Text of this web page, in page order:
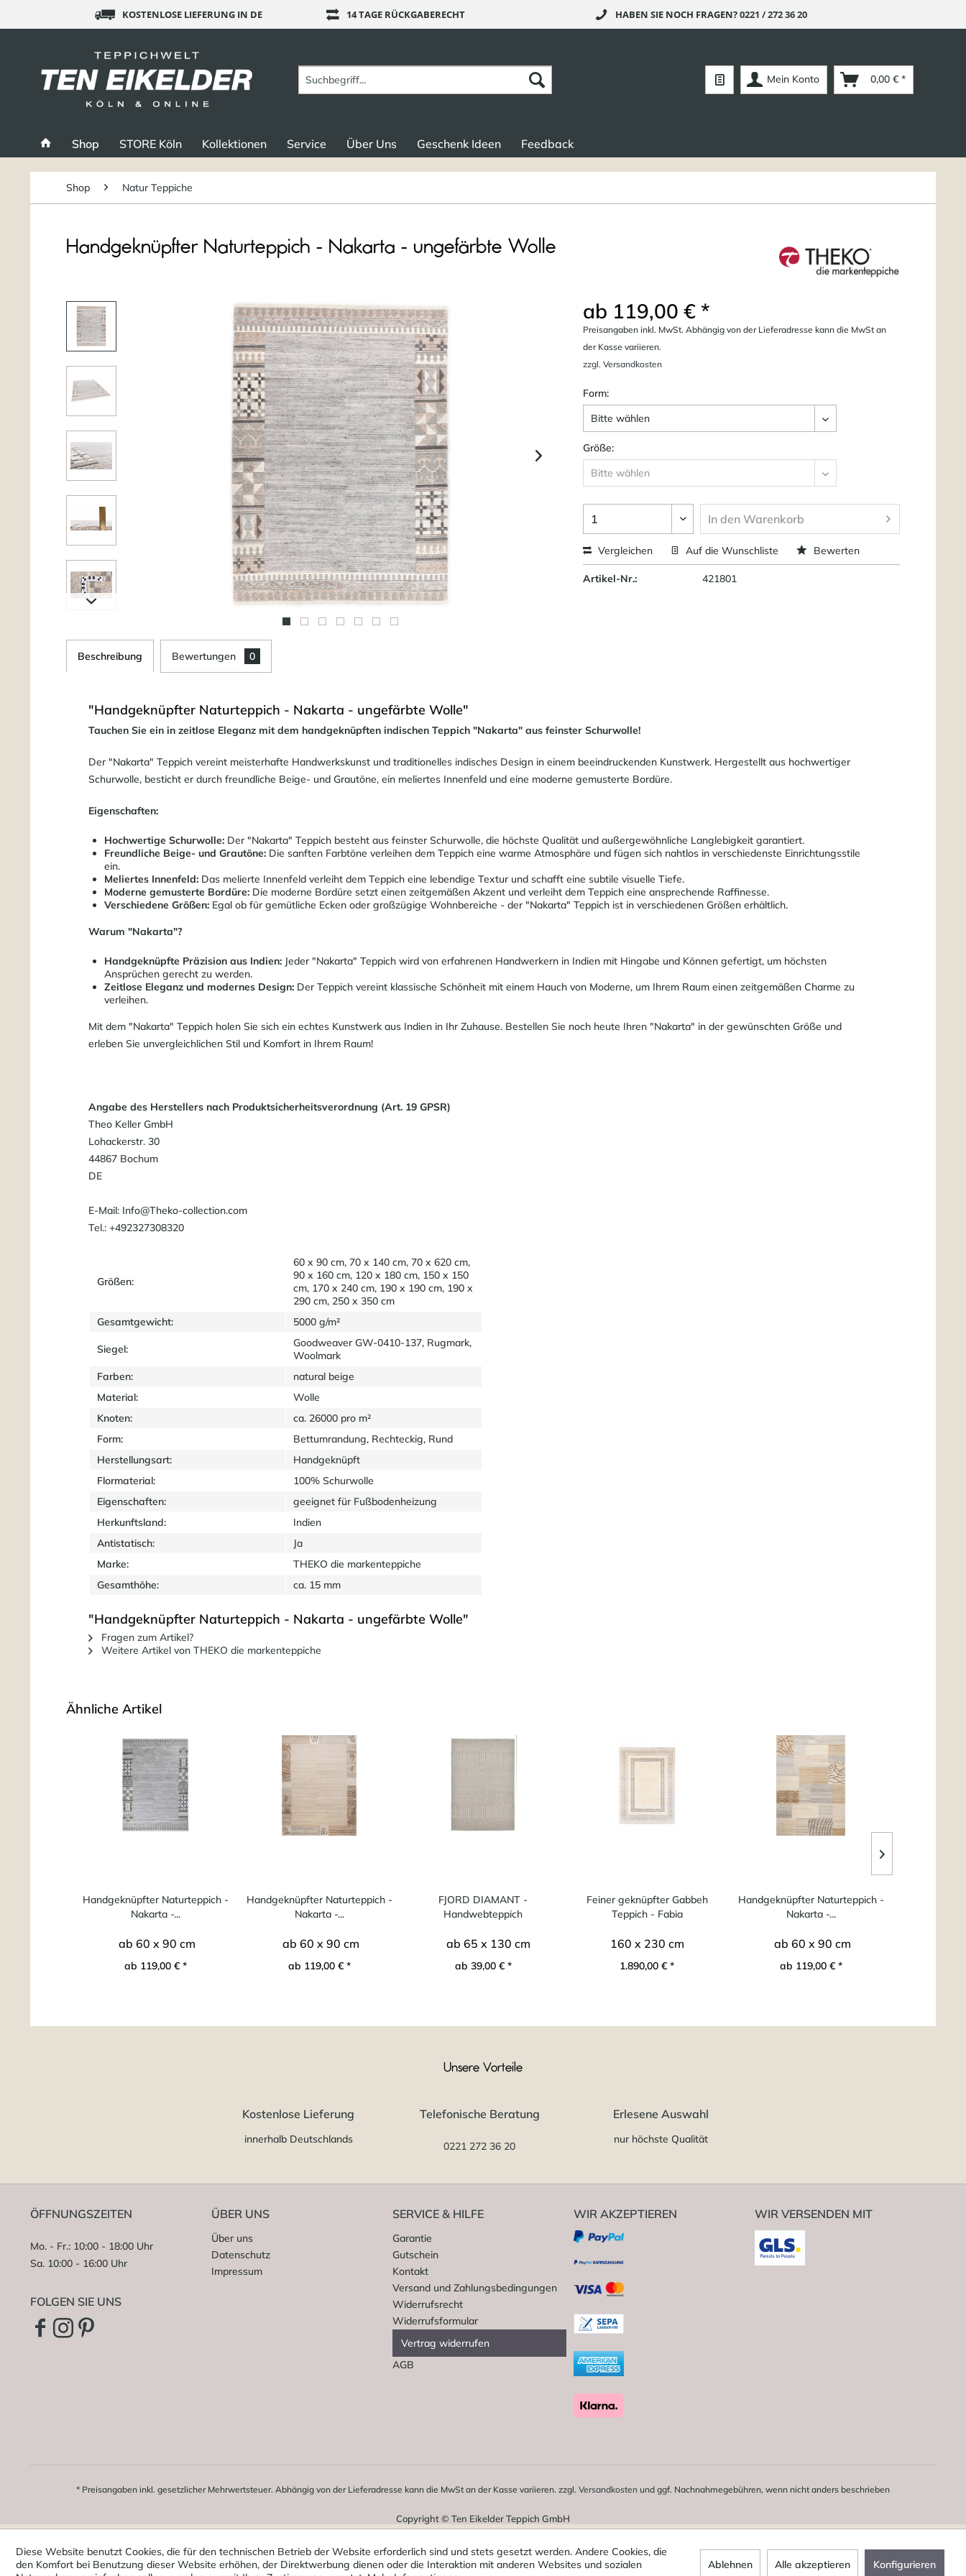
KOSTENLOSE LIEFERUNG IN DE 14 TAGE RÜCKGABERECHT HABEN SIE NOCH FRAGEN?0221 / 272 36 20
Mein Konto 0,00 € *
Shop STORE Köln Kollektionen Service Über Uns Geschenk Ideen Feedback
Shop Natur Teppiche
Handgeknüpfter Naturteppich - Nakarta - ungefärbte Wolle
ab 119,00 € *
Preisangaben inkl. MwSt. Abhängig von der Lieferadresse kann die MwSt an
der Kasse variieren.
zzgl. Versandkosten
Form:
Größe:
In den Warenkorb
Vergleichen Auf die Wunschliste Bewerten
Artikel-Nr.: 421801
Beschreibung Bewertungen 0
"Handgeknüpfter Naturteppich - Nakarta - ungefärbte Wolle"
Tauchen Sie ein in zeitlose Eleganz mit dem handgeknüpften indischen Teppich "Nakarta" aus feinster Schurwolle!
Der "Nakarta" Teppich vereint meisterhafte Handwerkskunst und traditionelles indisches Design in einem beeindruckenden Kunstwerk. Hergestellt aus hochwertiger
Schurwolle, besticht er durch freundliche Beige- und Grautöne, ein meliertes Innenfeld und eine moderne gemusterte Bordüre.
Eigenschaften:
Hochwertige Schurwolle: Der "Nakarta" Teppich besteht aus feinster Schurwolle, die höchste Qualität und außergewöhnliche Langlebigkeit garantiert.
Freundliche Beige- und Grautöne: Die sanften Farbtöne verleihen dem Teppich eine warme Atmosphäre und fügen sich nahtlos in verschiedenste Einrichtungsstile
ein.
Meliertes Innenfeld: Das melierte Innenfeld verleiht dem Teppich eine lebendige Textur und schafft eine subtile visuelle Tiefe.
Moderne gemusterte Bordüre: Die moderne Bordüre setzt einen zeitgemäßen Akzent und verleiht dem Teppich eine ansprechende Raffinesse.
Verschiedene Größen: Egal ob für gemütliche Ecken oder großzügige Wohnbereiche - der "Nakarta" Teppich ist in verschiedenen Größen erhältlich.
Warum "Nakarta"?
Handgeknüpfte Präzision aus Indien: Jeder "Nakarta" Teppich wird von erfahrenen Handwerkern in Indien mit Hingabe und Können gefertigt, um höchsten
Ansprüchen gerecht zu werden.
Zeitlose Eleganz und modernes Design: Der Teppich vereint klassische Schönheit mit einem Hauch von Moderne, um Ihrem Raum einen zeitgemäßen Charme zu
verleihen.
Mit dem "Nakarta" Teppich holen Sie sich ein echtes Kunstwerk aus Indien in Ihr Zuhause. Bestellen Sie noch heute Ihren "Nakarta" in der gewünschten Größe und
erleben Sie unvergleichlichen Stil und Komfort in Ihrem Raum!
Angabe des Herstellers nach Produktsicherheitsverordnung (Art. 19 GPSR)
Theo Keller GmbH
Lohackerstr. 30
44867 Bochum
DE
E-Mail: Info@Theko-collection.com
Tel.: +492327308320
Größen:
60 x 90 cm, 70 x 140 cm, 70 x 620 cm,
90 x 160 cm, 120 x 180 cm, 150 x 150
cm, 170 x 240 cm, 190 x 190 cm, 190 x
290 cm, 250 x 350 cm
Gesamtgewicht:
5000 g/m²
Siegel:
Goodweaver GW-0410-137, Rugmark,
Woolmark
Farben:
natural beige
Material:
Wolle
Knoten:
ca. 26000 pro m²
Form:
Bettumrandung, Rechteckig, Rund
Herstellungsart:
Handgeknüpft
Flormaterial:
100% Schurwolle
Eigenschaften:
geeignet für Fußbodenheizung
Herkunftsland:
Indien
Antistatisch:
Ja
Marke:
THEKO die markenteppiche
Gesamthöhe:
ca. 15 mm
"Handgeknüpfter Naturteppich - Nakarta - ungefärbte Wolle"
Fragen zum Artikel?
Weitere Artikel von THEKO die markenteppiche
Ähnliche Artikel
Handgeknüpfter Naturteppich -
Nakarta -...
ab 60 x 90 cm
ab 119,00 € *
Handgeknüpfter Naturteppich -
Nakarta -...
ab 60 x 90 cm
ab 119,00 € *
FJORD DIAMANT -
Handwebteppich
ab 65 x 130 cm
ab 39,00 € *
Feiner geknüpfter Gabbeh
Teppich - Fabia
160 x 230 cm
1.890,00 € *
Handgeknüpfter Naturteppich -
Nakarta -...
ab 60 x 90 cm
ab 119,00 € *
Unsere Vorteile
Kostenlose Lieferung
innerhalb Deutschlands
Telefonische Beratung
0221 272 36 20
Erlesene Auswahl
nur höchste Qualität
ÖFFNUNGSZEITEN
Mo. - Fr.: 10:00 - 18:00 Uhr
Sa. 10:00 - 16:00 Uhr
FOLGEN SIE UNS
ÜBER UNS
Über uns
Datenschutz
Impressum
SERVICE & HILFE
Garantie
Gutschein
Kontakt
Versand und Zahlungsbedingungen
Widerrufsrecht
Widerrufsformular
Vertrag widerrufen
AGB
WIR AKZEPTIEREN WIR VERSENDEN MIT
* Preisangaben inkl. gesetzlicher Mehrwertsteuer. Abhängig von der Lieferadresse kann die MwSt an der Kasse variieren. zzgl. Versandkosten und ggf. Nachnahmegebühren, wenn nicht anders beschrieben
Copyright © Ten Eikelder Teppich GmbH
Diese Website benutzt Cookies, die für den technischen Betrieb der Website erforderlich sind und stets gesetzt werden. Andere Cookies, die
den Komfort bei Benutzung dieser Website erhöhen, der Direktwerbung dienen oder die Interaktion mit anderen Websites und sozialen
Ablehnen Alle akzeptieren Konfigurieren